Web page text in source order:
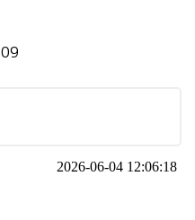
2026-06-04 12:06:18